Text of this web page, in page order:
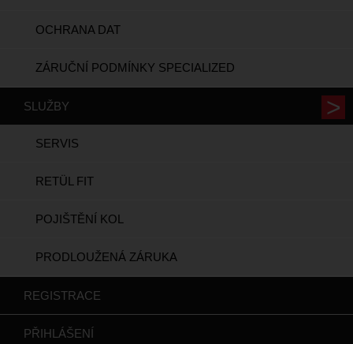
OCHRANA DAT
ZÁRUČNÍ PODMÍNKY SPECIALIZED
SLUŽBY
SERVIS
RETÜL FIT
POJIŠTĚNÍ KOL
PRODLOUŽENÁ ZÁRUKA
REGISTRACE
PŘIHLÁŠENÍ